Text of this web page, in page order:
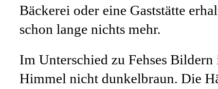
Bäckerei oder eine Gaststätte
schon lange nichts mehr.
Im Unterschied zu Fehses
Himmel nicht dunkelbraun. Die